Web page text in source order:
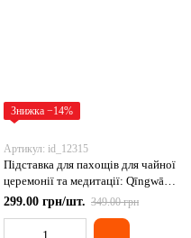
Знижка −14%
Артикул: id_12315
Підставка для пахощів для чайної
церемонії та медитації: Qīngwā
bǎobǎo Нефритове Жабеня,
299.00 грн/шт. 349.00 грн